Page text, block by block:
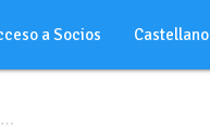
a Socios Castellano